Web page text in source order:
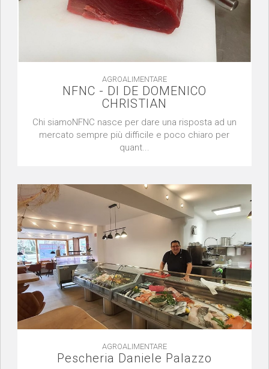
AGROALIMENTARE
NFNC - DI DE DOMENICO
CHRISTIAN
Chi siamoNFNC nasce per dare una risposta ad un
mercato sempre più difficile e poco chiaro per
quant...
AGROALIMENTARE
Pescheria Daniele Palazzo